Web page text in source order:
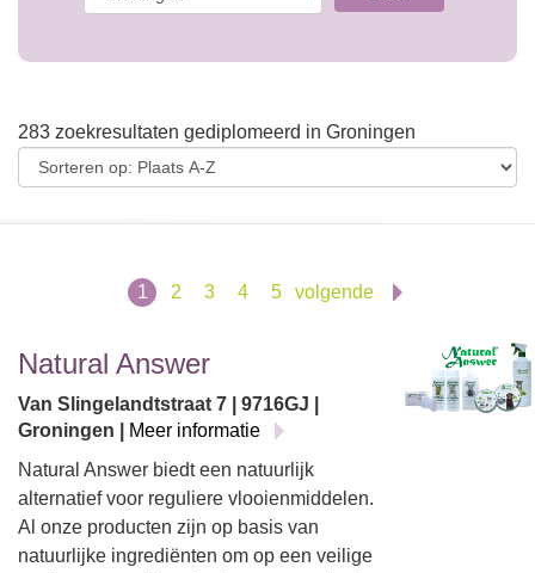
283 zoekresultaten gediplomeerd in Groningen
1 2 3 4 5 volgende
Natural Answer
Van Slingelandtstraat 7 | 9716GJ |
Groningen |
Meer informatie
Natural Answer biedt een natuurlijk
alternatief voor reguliere vlooienmiddelen.
Al onze producten zijn op basis van
natuurlijke ingrediënten om op een veilige